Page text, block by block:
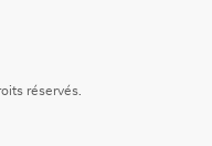
réservés.